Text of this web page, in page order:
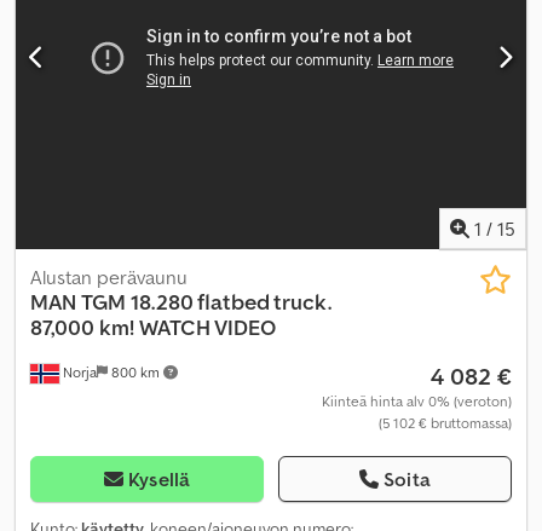
1 / 15
Norja 800 km
Alustan perävaunu
MAN TGM 18.280 flatbed truck.
87,000 km! WATCH VIDEO
4 082 €
Kiinteä hinta alv 0% (veroton)
(5 102 € bruttomassa)
Kysellä Soita